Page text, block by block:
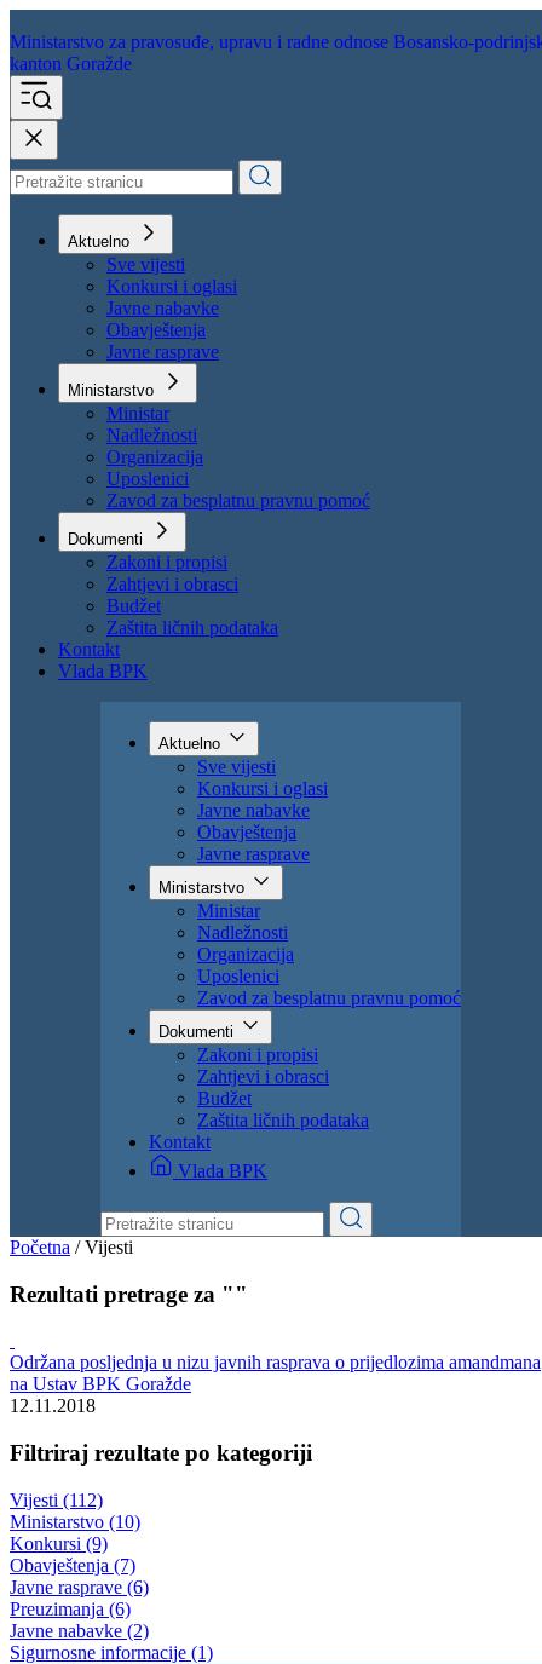
Ministarstvo za pravosuđe, upravu i radne odnose Bosansko-
kanton Goražde
Aktuelno
Sve vijesti
Konkursi i oglasi
Javne nabavke
Obavještenja
Javne rasprave
Ministarstvo
Ministar
Nadležnosti
Organizacija
Uposlenici
Zavod za besplatnu pravnu pomoć
Dokumenti
Zakoni i propisi
Zahtjevi i obrasci
Budžet
Zaštita ličnih podataka
Kontakt
Vlada BPK
Aktuelno
Sve vijesti
Konkursi i oglasi
Javne nabavke
Obavještenja
Javne rasprave
Ministarstvo
Ministar
Nadležnosti
Organizacija
Uposlenici
Zavod za besplatnu pravnu pomoć
Dokumenti
Zakoni i propisi
Zahtjevi i obrasci
Budžet
Zaštita ličnih podataka
Kontakt
Vlada BPK
Početna /Vijesti
Rezultati pretrage za ""
Održana posljednja u nizu javnih rasprava o prijedlozima amandmana
na Ustav BPK Goražde
12.11.2018
Filtriraj rezultate po kategoriji
Vijesti (112)
Ministarstvo (10)
Konkursi (9)
Obavještenja (7)
Javne rasprave (6)
Preuzimanja (6)
Javne nabavke (2)
Sigurnosne informacije (1)